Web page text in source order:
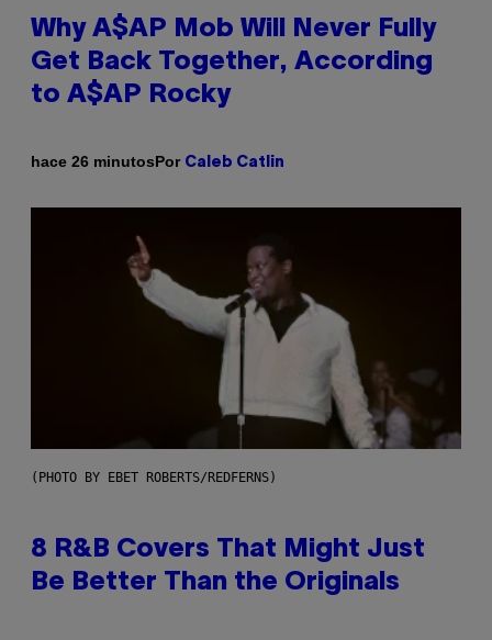
Why A$AP Mob Will Never Fully
Get Back Together, According
to A$AP Rocky
hace 26 minutosPor Caleb Catlin
(PHOTO BY EBET ROBERTS/REDFERNS)
8 R&B Covers That Might Just
Be Better Than the Originals